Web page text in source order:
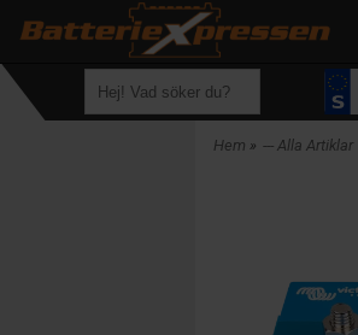
Hem » --- Alla Artiklar